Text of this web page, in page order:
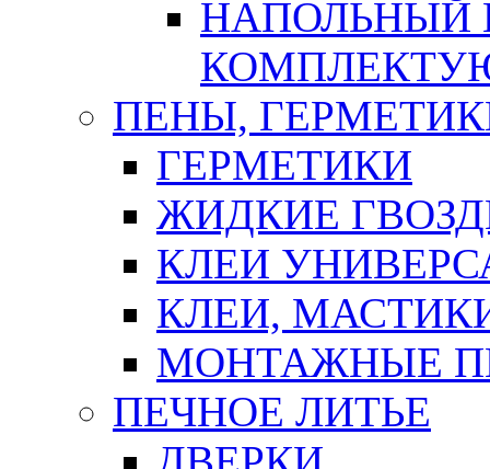
НАПОЛЬНЫЙ
ПЕНЫ,
ГЕРМЕТИКИ
ЖИДКИЕ
КЛЕИ
КЛЕИ,
МОНТАЖНЫЕ
ПЕЧНОЕ ЛИТЬЕ